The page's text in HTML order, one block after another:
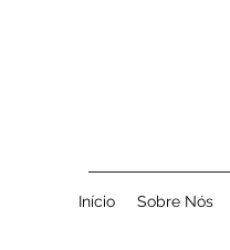
Início Sobre Nós